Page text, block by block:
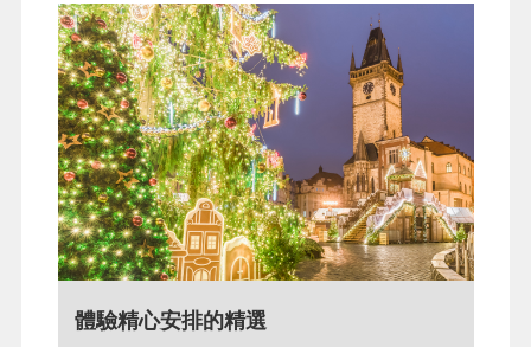
今日飛往愛戀東歐
體驗精心安排的精選